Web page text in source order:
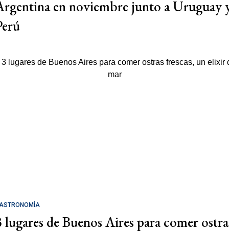
en noviembre junto a Uruguay
lugares de Buenos Aires para comer